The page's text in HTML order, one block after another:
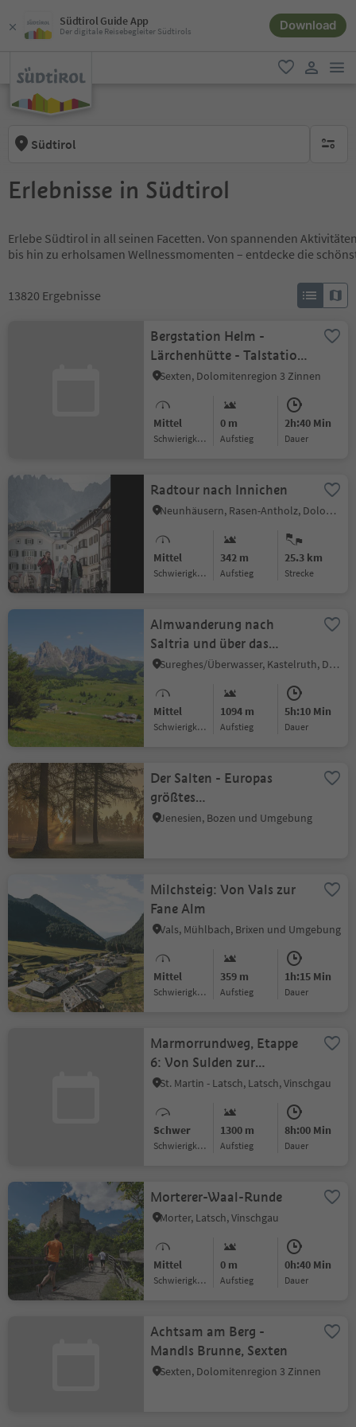
Südtirol Guide App
Der digitale Reisebegleiter Südtirols Download
favorit
Südtirol keine
Erlebnisse in Südtirol
Erlebe Südtirol in all seinen Facetten. Von spannenden
bis hin zu erholsamen Wellnessmomenten – entdecke die
13820 Ergebnisse
Bergstation Helm -
Lärchenhütte - Talstation
Helm Sexten
Sexten, Dolomitenregion 3 Zinnen
Mittel
Schwierigkeitsgrad
0 m
Aufstieg
2h:40 Min
Dauer
Radtour nach Innichen
Neunhäusern, Rasen-Antholz, Dolomitenregion Kronplatz
Mittel
Schwierigkeitsgrad
342 m
Aufstieg
25.3 km
Strecke
Almwanderung nach
Saltria und über das
Jendertal nach St.Ulrich
Sureghes/Überwasser, Kastelruth, Dolomitenregion Seiser Alm
Mittel
Schwierigkeitsgrad
1094 m
Aufstieg
5h:10 Min
Dauer
Der Salten - Europas
größtes
Lärchenhochplateau
Jenesien, Bozen und Umgebung
Milchsteig: Von Vals zur
Fane Alm
Vals, Mühlbach, Brixen und Umgebung
Mittel
Schwierigkeitsgrad
359 m
Aufstieg
1h:15 Min
Dauer
Marmorrundweg, Etappe
6: Von Sulden zur
Zufallhütte
St. Martin - Latsch, Latsch, Vinschgau
Schwer
Schwierigkeitsgrad
1300 m
Aufstieg
8h:00 Min
Dauer
Morterer-Waal-Runde
Morter, Latsch, Vinschgau
Mittel
Schwierigkeitsgrad
0 m
Aufstieg
0h:40 Min
Dauer
Achtsam am Berg -
Mandls Brunne, Sexten
Sexten, Dolomitenregion 3 Zinnen